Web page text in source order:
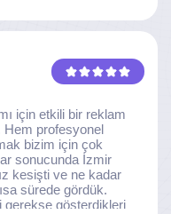
için etkili bir reklam
Hem profesyonel
bizim için çok
sonucunda İzmir
kesişti ve ne kadar
sürede gördük.
gösterdikleri